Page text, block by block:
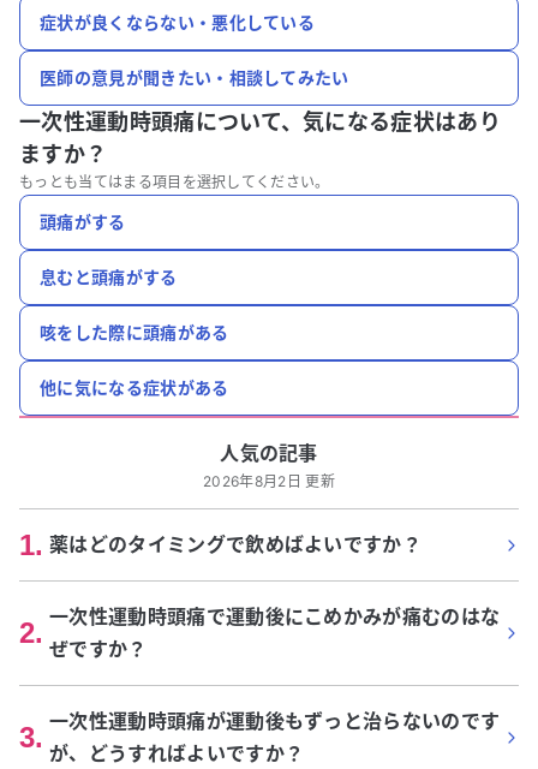
症状が良くならない・悪化している
医師の意見が聞きたい・相談してみたい
一次性運動時頭痛について、気になる症状はあり
ますか？
もっとも当てはまる項目を選択してください。
頭痛がする
息むと頭痛がする
咳をした際に頭痛がある
他に気になる症状がある
人気の記事
2026年8月2日 更新
1. 薬はどのタイミングで飲めばよいですか？
2. 一次性運動時頭痛で運動後にこめかみが痛むのはな
ぜですか？
3. 一次性運動時頭痛が運動後もずっと治らないのです
が、どうすればよいですか？